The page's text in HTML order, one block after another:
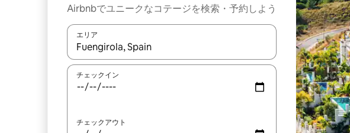
Airbnbでユニークなコテージを検索・予約しよう
エリア
検索結果が表示されたら、上下の矢印キーを使って移動するか、画面を
チェックイン
チェックアウト